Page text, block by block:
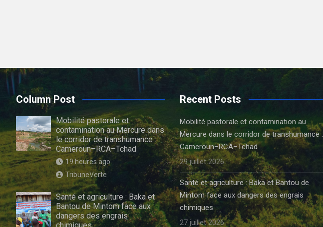
Column Post
Mobilité pastorale et
contamination au Mercure dans
le corridor de transhumance :
Cameroun–RCA–Tchad
19 heures ago
TribuneVerte
Santé et agriculture : Baka et
Bantou de Mintom face aux
dangers des engrais
Recent Posts
Mobilité pastorale et contamination au
Mercure dans le corridor de transhumance :
Cameroun–RCA–Tchad
29 juillet 2026
Santé et agriculture : Baka et Bantou de
Mintom face aux dangers des engrais
chimiques
27 juillet 2026